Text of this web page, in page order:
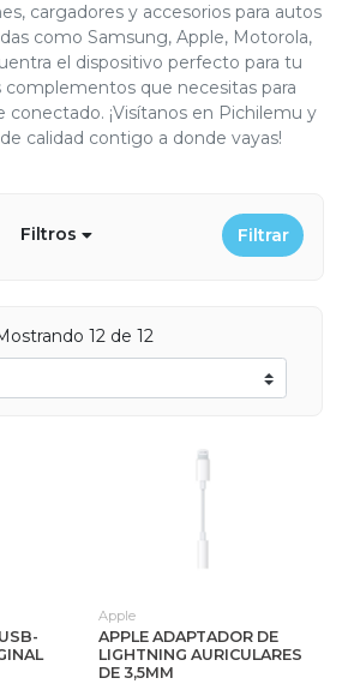
cargadores y accesorios para autos
como Samsung, Apple, Motorola,
el dispositivo perfecto para tu
complementos que necesitas para
¡Visítanos en Pichilemu y
calidad contigo a donde vayas!
Filtros Filtrar
12 de 12
Apple
APPLE ADAPTADOR DE
LIGHTNING AURICULARES
DE 3,5MM